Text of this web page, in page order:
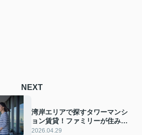
NEXT
湾岸エリアで探すタワーマンシ
ョン賃貸！ファミリーが住み替
え前に知りたいポイント ファミ
2026.04.29